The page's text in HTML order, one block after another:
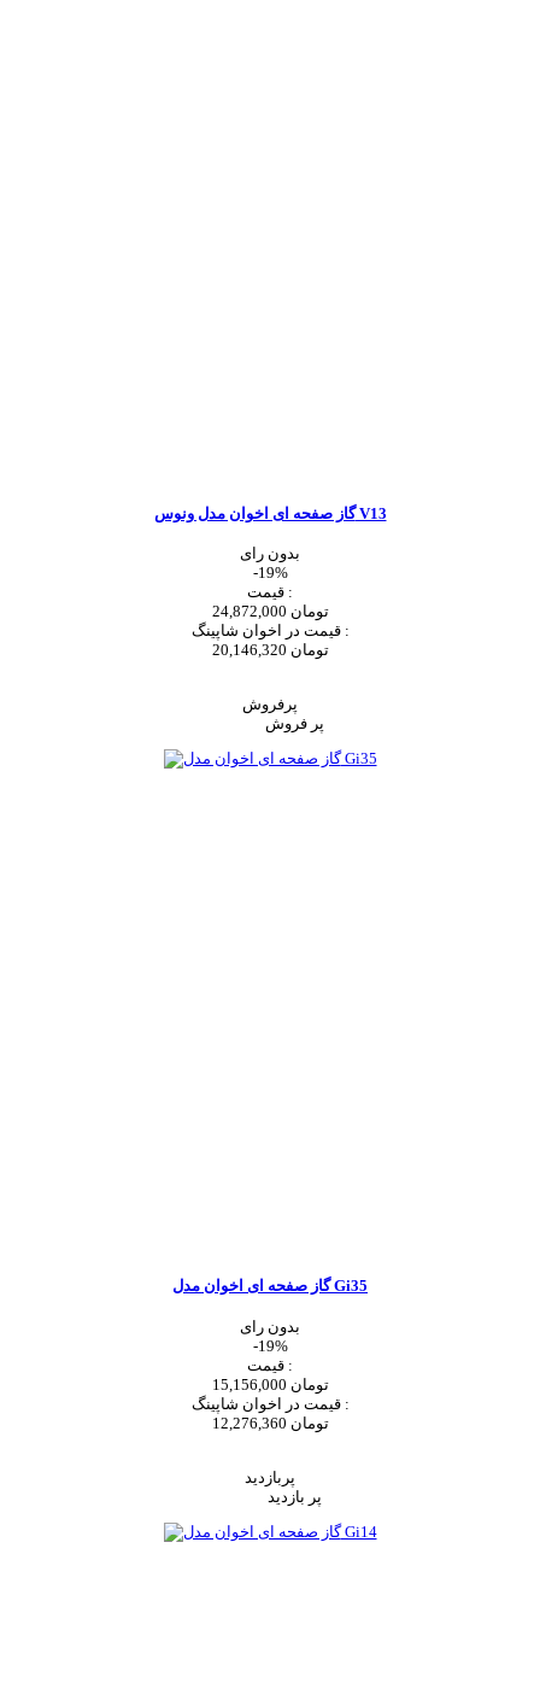
گاز صفحه ای اخوان مدل ونوس V13
بدون رای
-19%
قیمت :
24,872,000 تومان
قیمت در اخوان شاپینگ :
20,146,320 تومان
پرفروش
گاز صفحه ای اخوان مدل Gi35
بدون رای
-19%
قیمت :
15,156,000 تومان
قیمت در اخوان شاپینگ :
12,276,360 تومان
پربازدید
پر بازدید